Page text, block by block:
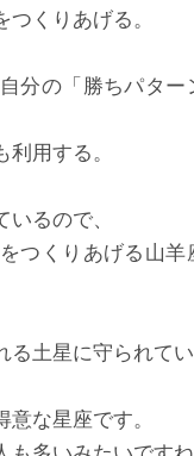
くりあげる。
分の「勝ちパター
用する。
るので、
つくりあげる山羊
る土星に守られて
な星座です。